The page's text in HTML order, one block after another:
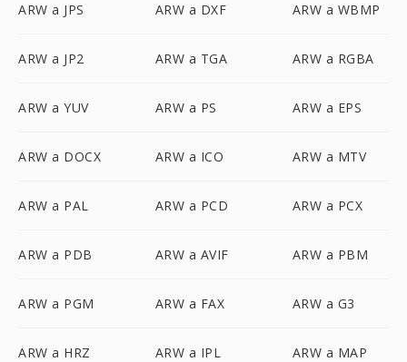
ARW a JPS ARW a DXF ARW a WBMP
ARW a JP2 ARW a TGA ARW a RGBA
ARW a YUV ARW a PS ARW a EPS
ARW a DOCX ARW a ICO ARW a MTV
ARW a PAL ARW a PCD ARW a PCX
ARW a PDB ARW a AVIF ARW a PBM
ARW a PGM ARW a FAX ARW a G3
ARW a HRZ ARW a IPL ARW a MAP